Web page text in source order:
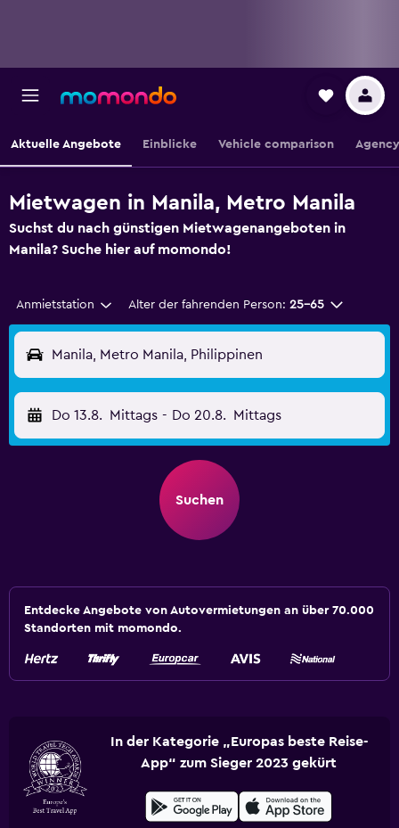
Aktuelle Angebote Einblicke Vehicle comparison
Mietwagen in Manila, Metro Manila
Suchst du nach günstigen Mietwagenangeboten in
Manila? Suche hier auf momondo!
Anmietstation Alter der fahrenden Person: 25-65
Manila, Metro Manila, Philippinen
Do 13.8. Mittags - Do 20.8. Mittags
Suchen
Entdecke Angebote von Autovermietungen an über 70.000
Standorten mit momondo.
In der Kategorie „Europas beste Reise-
App“ zum Sieger 2023 gekürt